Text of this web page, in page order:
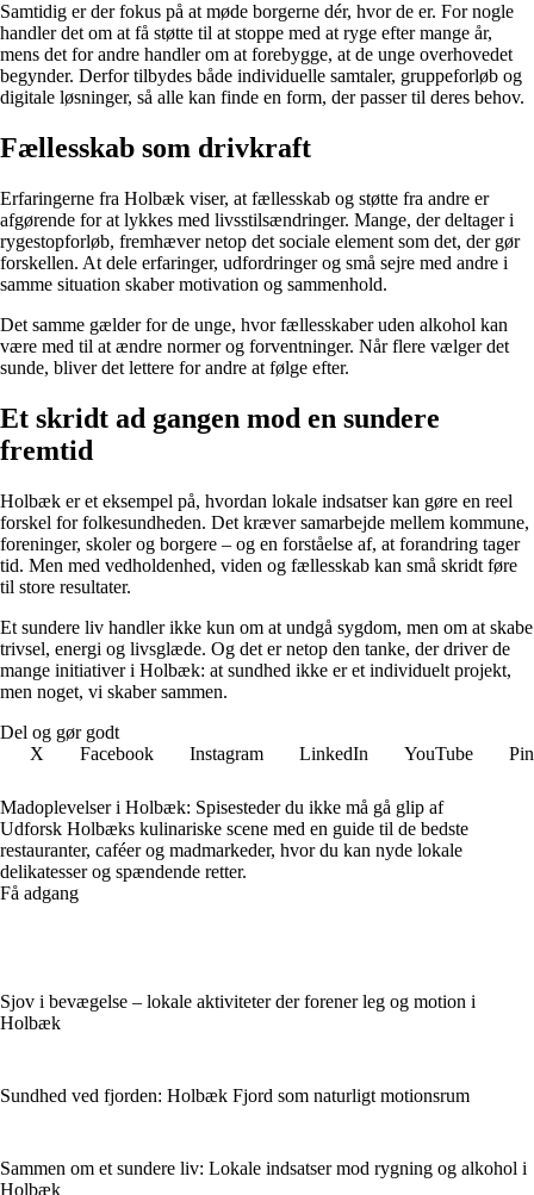
Samtidig er der fokus på at møde borgerne dér, hvor de er. For nogle
handler det om at få støtte til at stoppe med at ryge efter mange år,
mens det for andre handler om at forebygge, at de unge overhovedet
begynder. Derfor tilbydes både individuelle samtaler, gruppeforløb og
digitale løsninger, så alle kan finde en form, der passer til deres behov.
Fællesskab som drivkraft
Erfaringerne fra Holbæk viser, at fællesskab og støtte fra andre er
afgørende for at lykkes med livsstilsændringer. Mange, der deltager i
rygestopforløb, fremhæver netop det sociale element som det, der gør
forskellen. At dele erfaringer, udfordringer og små sejre med andre i
samme situation skaber motivation og sammenhold.
Det samme gælder for de unge, hvor fællesskaber uden alkohol kan
være med til at ændre normer og forventninger. Når flere vælger det
sunde, bliver det lettere for andre at følge efter.
Et skridt ad gangen mod en sundere
fremtid
Holbæk er et eksempel på, hvordan lokale indsatser kan gøre en reel
forskel for folkesundheden. Det kræver samarbejde mellem kommune,
foreninger, skoler og borgere – og en forståelse af, at forandring tager
tid. Men med vedholdenhed, viden og fællesskab kan små skridt føre
til store resultater.
Et sundere liv handler ikke kun om at undgå sygdom, men om at skabe
trivsel, energi og livsglæde. Og det er netop den tanke, der driver de
mange initiativer i Holbæk: at sundhed ikke er et individuelt projekt,
men noget, vi skaber sammen.
Del og gør godt
X
Facebook Instagram LinkedIn YouTube
Madoplevelser i Holbæk: Spisesteder du ikke må gå glip af
Udforsk Holbæks kulinariske scene med en guide til de bedste
restauranter, caféer og madmarkeder, hvor du kan nyde lokale
delikatesser og spændende retter.
Få adgang
Sjov i bevægelse – lokale aktiviteter der forener leg og motion i
Holbæk
Sundhed ved fjorden: Holbæk Fjord som naturligt motionsrum
Sammen om et sundere liv: Lokale indsatser mod rygning og alkohol i
Holbæk